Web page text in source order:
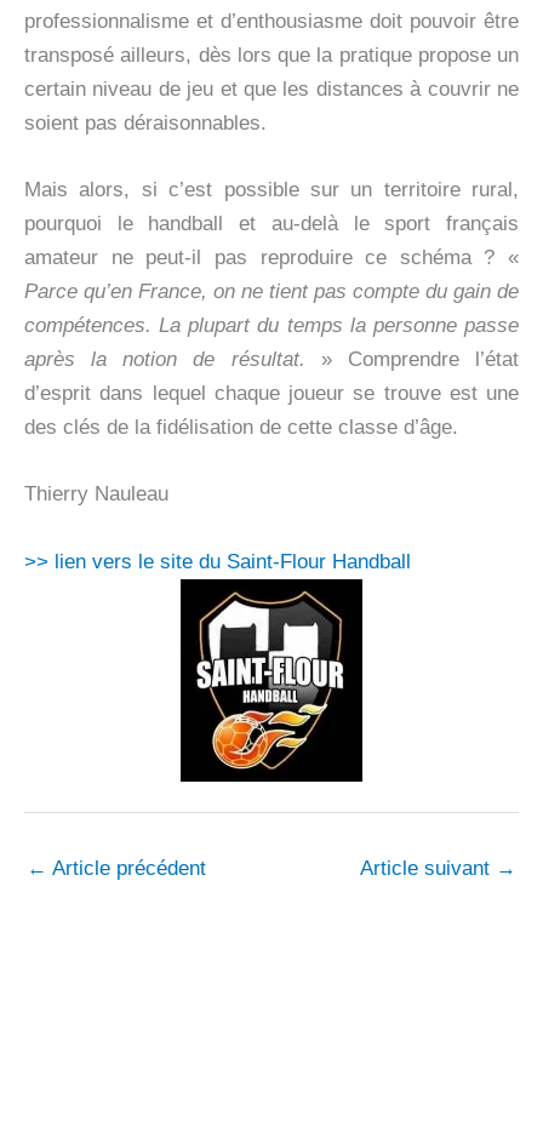
professionnalisme et d’enthousiasme doit pouvoir être
transposé ailleurs, dès lors que la pratique propose un
certain niveau de jeu et que les distances à couvrir ne
soient pas déraisonnables.
Mais alors, si c’est possible sur un territoire rural,
pourquoi le handball et au-delà le sport français
amateur ne peut-il pas reproduire ce schéma ? «
Parce qu’en France, on ne tient pas compte du gain de
compétences. La plupart du temps la personne passe
après la notion de résultat. » Comprendre l’état
d’esprit dans lequel chaque joueur se trouve est une
des clés de la fidélisation de cette classe d’âge.
Thierry Nauleau
>> lien vers le site du Saint-Flour Handball
← Article précédent Article suivant →